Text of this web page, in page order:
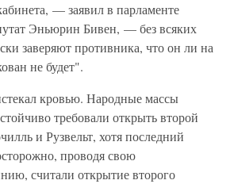
— заявил в парламенте
Эньюрин Бивен, — без всяких
заверяют противника, что он ли на
не будет".
кровью. Народные массы
требовали открыть второй
и Рузвельт, хотя последний
проводя свою
считали открытие второго